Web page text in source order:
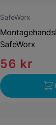
SafeWorx
SafeWorx
56 kr